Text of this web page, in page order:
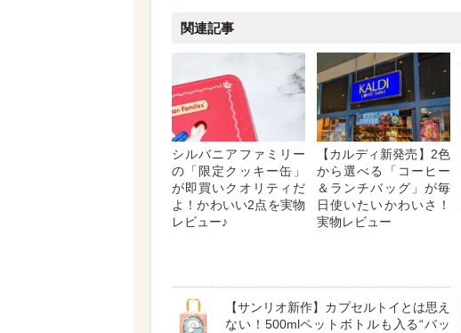
関連記事
シルバニアファミリー
の「限定クッキー缶」
が即買いクオリティだ
よ！かわいい2点を実物
レビュー♪
【カルディ新発売】2色
から選べる「コーヒー
＆ランチバッグ」が毎
日使いたいかわいさ！
実物レビュー
【サンリオ新作】カプセルトイとは思え
ない！500mlペットボトルも入る“バッ